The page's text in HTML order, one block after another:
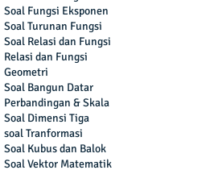
Soal Fungsi Eksponen
Soal Turunan Fungsi
Soal Relasi dan Fungsi
Relasi dan Fungsi
Geometri
Soal Bangun Datar
Perbandingan & Skala
Soal Dimensi Tiga
soal Tranformasi
Soal Kubus dan Balok
Soal Vektor Matematik